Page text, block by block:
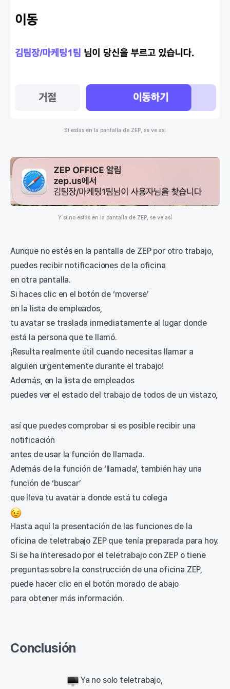
Si estás en la pantalla de ZEP, se ve así
Y si no estás en la pantalla de ZEP, se ve así
Aunque no estés en la pantalla de ZEP por otro trabajo,
puedes recibir notificaciones de la oficina
en otra pantalla.
Si haces clic en el botón de ‘moverse’
en la lista de empleados,
tu avatar se traslada inmediatamente al lugar donde
está la persona que te llamó.
¡Resulta realmente útil cuando necesitas llamar a
alguien urgentemente durante el trabajo!
Además, en la lista de empleados
puedes ver el estado del trabajo de todos de un vistazo,
así que puedes comprobar si es posible recibir una
notificación
antes de usar la función de llamada.
Además de la función de ‘llamada’, también hay una
función de ‘buscar’
que lleva tu avatar a donde está tu colega
Hasta aquí la presentación de las funciones de la
oficina de teletrabajo ZEP que tenía preparada para hoy.
Si se ha interesado por el teletrabajo con ZEP o tiene
preguntas sobre la construcción de una oficina ZEP,
puede hacer clic en el botón morado de abajo
para obtener más información.
Conclusión
Ya no solo teletrabajo,